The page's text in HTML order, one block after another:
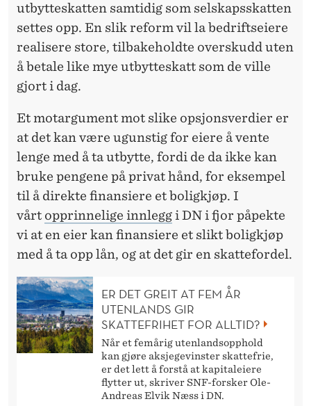
utbytteskatten samtidig som selskapsskatten
settes opp. En slik reform vil la bedriftseiere
realisere store, tilbakeholdte overskudd uten
å betale like mye utbytteskatt som de ville
gjort i dag.
Et motargument mot slike opsjonsverdier er
at det kan være ugunstig for eiere å vente
lenge med å ta utbytte, fordi de da ikke kan
bruke pengene på privat hånd, for eksempel
til å direkte finansiere et boligkjøp. I
vårt opprinnelige innlegg i DN i fjor påpekte
vi at en eier kan finansiere et slikt boligkjøp
med å ta opp lån, og at det gir en skattefordel.
ER DET GREIT AT FEM ÅR
UTENLANDS GIR
SKATTEFRIHET FOR ALLTID?
Når et femårig utenlandsopphold
kan gjøre aksjegevinster skattefrie,
er det lett å forstå at kapitaleiere
flytter ut, skriver SNF-forsker Ole-
Andreas Elvik Næss i DN.